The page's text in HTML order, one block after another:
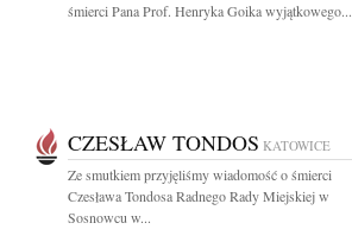
śmierci Pana Prof. Henryka Goika wyjątkowego...
CZESŁAW TONDOS KATOWICE
Ze smutkiem przyjęliśmy wiadomość o śmierci
Czesława Tondosa Radnego Rady Miejskiej w
Sosnowcu w...